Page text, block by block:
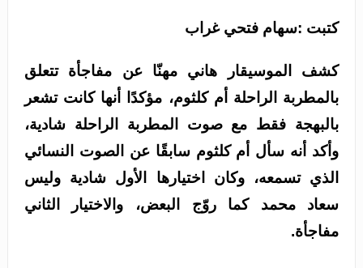
كتبت :سهام فتحي غراب
كشف الموسيقار هاني مهنّا عن مفاجأة تتعلق
بالمطربة الراحلة أم كلثوم، مؤكدًا أنها كانت تشعر
بالبهجة فقط مع صوت المطربة الراحلة شادية،
وأكد أنه سأل أم كلثوم سابقًا عن الصوت النسائي
الذي تسمعه، وكان اختيارها الأول شادية وليس
سعاد محمد كما روّج البعض، والاختيار الثاني
مفاجأة.